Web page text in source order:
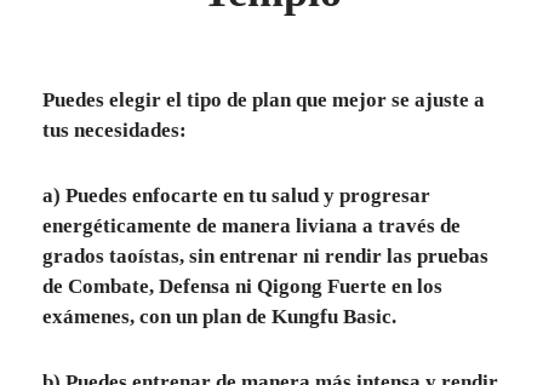
Puedes elegir el tipo de plan que mejor se ajuste a
tus necesidades:
a) Puedes enfocarte en tu salud y progresar
energéticamente de manera liviana a través de
grados taoístas, sin entrenar ni rendir las pruebas
de Combate, Defensa ni Qigong Fuerte en los
exámenes, con un plan de Kungfu Basic.